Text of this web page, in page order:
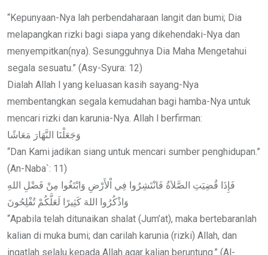
“Kepunyaan-Nya lah perbendaharaan langit dan bumi; Dia
melapangkan rizki bagi siapa yang dikehendaki-Nya dan
menyempitkan(nya). Sesungguhnya Dia Maha Mengetahui
segala sesuatu.” (Asy-Syura: 12)
Dialah Allah l yang keluasan kasih sayang-Nya
membentangkan segala kemudahan bagi hamba-Nya untuk
mencari rizki dan karunia-Nya. Allah l berfirman:
وَجَعَلْنَا النَّهَارَ مَعَاشًا
“Dan Kami jadikan siang untuk mencari sumber penghidupan.”
(An-Naba`: 11)
فَإِذَا قُضِيَتِ الصَّلاَةُ فَانْتَشِرُوا فِي اْلأَرْضِ وَابْتَغُوا مِنْ فَضْلِ اللهِ
وَاذْكُرُوا اللهَ كَثِيرًا لَعَلَّكُمْ تُفْلِحُونَ
“Apabila telah ditunaikan shalat (Jum’at), maka bertebaranlah
kalian di muka bumi; dan carilah karunia (rizki) Allah, dan
ingatlah selalu kepada Allah agar kalian beruntung.” (Al-